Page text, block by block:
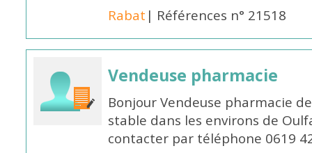
Rabat | Références n° 21518
Vendeuse pharmacie
Bonjour Vendeuse pharmacie
stable dans les environs de
contacter par téléphone 0619